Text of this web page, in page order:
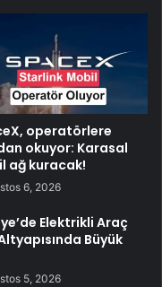
operatörlere
okuyor: Karasal
ağ kuracak!
6, 2026
Elektrikli Araç
Büyük
5, 2026